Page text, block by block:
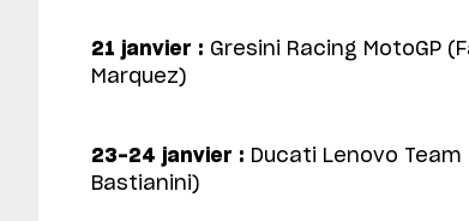
21 janvier : Gresini Racing MotoGP
Marquez)
23-24 janvier : Ducati Lenovo
Bastianini)